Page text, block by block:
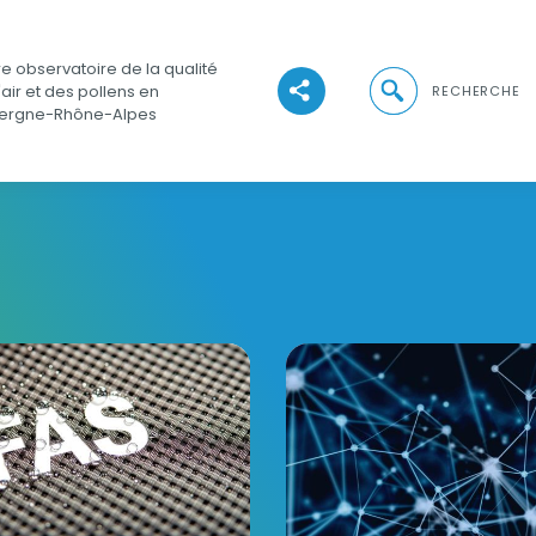
observatoire de la qualité
et des pollens en
Rhône-Alpes
Voir les réseaux sociaux
Ouvrir laRECHERCHE
Vignette
Projet OPUS - Etude du